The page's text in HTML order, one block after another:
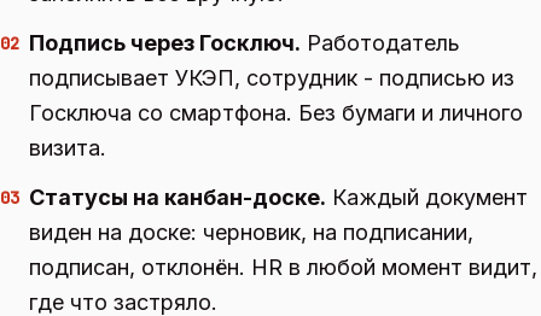
02 Подпись через Госключ. Работодатель
подписывает УКЭП, сотрудник - подписью из
Госключа со смартфона. Без бумаги и личного
визита.
03 Статусы на канбан-доске. Каждый документ
виден на доске: черновик, на подписании,
подписан, отклонён. HR в любой момент видит,
где что застряло.